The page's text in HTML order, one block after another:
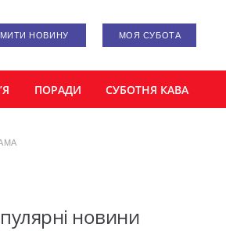
НОВИНУ МОЯ СУБОТА
ПОРАДИ СУБОТНЯ КАВА
новини